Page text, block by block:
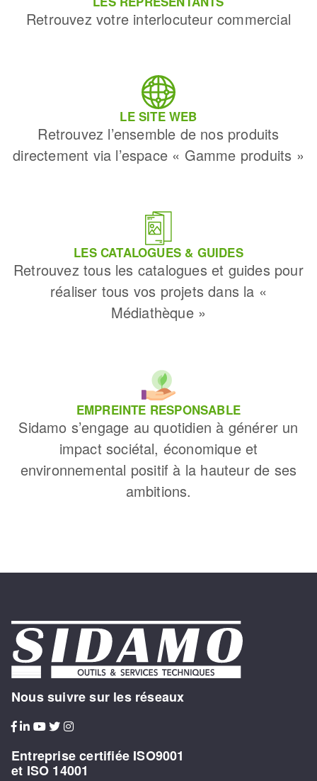
Retrouvez votre interlocuteur commercial
LE SITE WEB
Retrouvez l’ensemble de nos produits
directement via l’espace « Gamme produits »
LES CATALOGUES & GUIDES
Retrouvez tous les catalogues et guides pour
réaliser tous vos projets dans la «
Médiathèque »
EMPREINTE RESPONSABLE
Sidamo s’engage au quotidien à générer un
impact sociétal, économique et
environnemental positif à la hauteur de ses
ambitions.
Nous suivre sur les réseaux
Entreprise certifiée ISO9001
et ISO 14001